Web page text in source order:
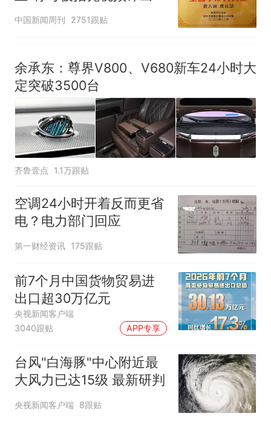
官方回应
中国新闻周刊 2751跟贴
余承东：尊界V800、V680新车24小时大
定突破3500台
齐鲁壹点 1.1万跟贴
空调24小时开着反而更省
电？电力部门回应
第一财经资讯 175跟贴
前7个月中国货物贸易进
出口超30万亿元
央视新闻客户端
3040跟贴
APP专享
台风"白海豚"中心附近最
大风力已达15级 最新研判
央视新闻客户端 8跟贴